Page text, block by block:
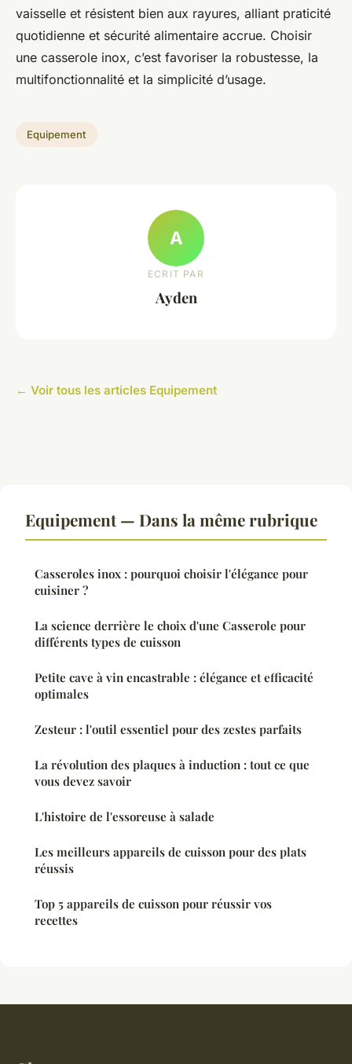
vaisselle et résistent bien aux rayures, alliant praticité
quotidienne et sécurité alimentaire accrue. Choisir
une casserole inox, c’est favoriser la robustesse, la
multifonctionnalité et la simplicité d’usage.
Equipement
A
ECRIT PAR
Ayden
← Voir tous les articles Equipement
Equipement — Dans la même rubrique
Casseroles inox : pourquoi choisir l'élégance pour
cuisiner ?
La science derrière le choix d'une Casserole pour
différents types de cuisson
Petite cave à vin encastrable : élégance et efficacité
optimales
Zesteur : l'outil essentiel pour des zestes parfaits
La révolution des plaques à induction : tout ce que
vous devez savoir
L'histoire de l'essoreuse à salade
Les meilleurs appareils de cuisson pour des plats
réussis
Top 5 appareils de cuisson pour réussir vos
recettes